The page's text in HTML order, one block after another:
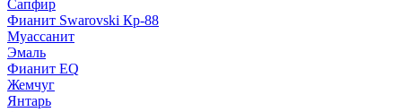
Сапфир
Фианит Swarovski Кр-88
Муассанит
Эмаль
Фианит EQ
Жемчуг
Янтарь